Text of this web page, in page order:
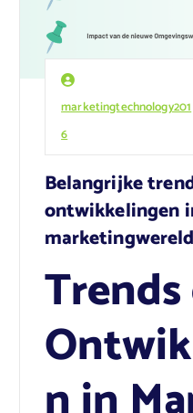
marketingtechnology201
6
Belangrijke
ontwikkelingen
marketingwereld